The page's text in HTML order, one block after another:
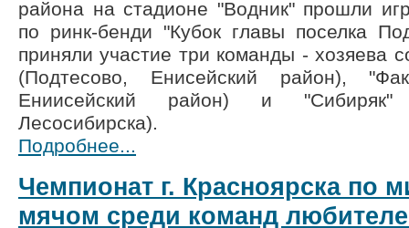
района на стадионе "Водник" прошли
по ринк-бенди "Кубок главы поселка
приняли участие три команды - хозяева
(Подтесово, Енисейский район),
Ениисейский район) и "Сибиряк"
Лесосибирска).
Подробнее...
Чемпионат г. Красноярска по
мячом среди команд